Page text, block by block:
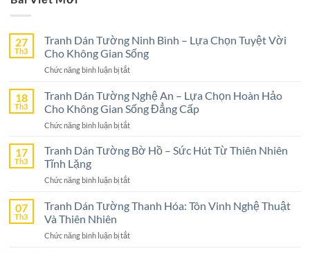
27
Th3
Tranh Dán Tường Ninh Bình – Lựa Chọn Tuyệt Vời
Cho Không Gian Sống
Chức năng bình luận bị tắtở
Dán
Tường
Ninh
Bình
Lựa
Không
Sống
18
Th3
Tranh Dán Tường Nghệ An – Lựa Chọn Hoàn Hảo
Cho Không Gian Sống Đẳng Cấp
Chức năng bình luận bị tắtở
Dán
An
Lựa
17
Th3
Tranh Dán Tường Bờ Hồ – Sức Hút Từ Thiên Nhiên
Tĩnh Lặng
Chức năng bình luận bị tắtở
Dán
Hồ
07
Th3
Tranh Dán Tường Thanh Hóa: Tôn Vinh Nghệ Thuật
Và Thiên Nhiên
Chức năng bình luận bị tắtở